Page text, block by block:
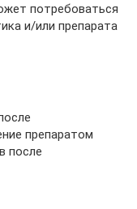
потребоваться
и/или препарата
препаратом
после